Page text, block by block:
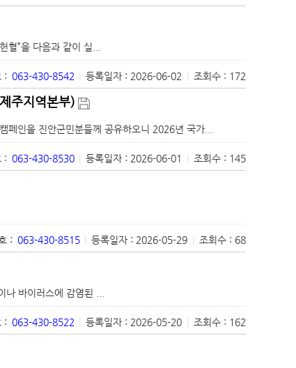
혈”을 다음과 같이 실...
: 063-430-8542 등록일자 : 2026-06-02 조회수 : 172
주지역본부)
페인을 진안군민분들께 공유하오니 2026년 국가...
: 063-430-8530 등록일자 : 2026-06-01 조회수 : 145
: 063-430-8515 등록일자 : 2026-05-29 조회수 : 68
바이러스에 감염된 ...
: 063-430-8522 | 등록일자 : 2026-05-20 | 조회수 : 162